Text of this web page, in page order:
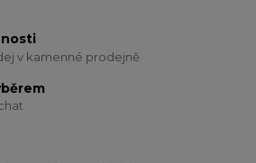
v kamenné prodejně